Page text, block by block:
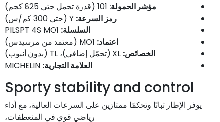
مؤشر الحمولة:
رمز السرعة:
السلسلة:
اعتماد:
الخصائص:
العلامة التجارية:
Sporty stability and control
يوفر الإطار ثباتًا وتحكمًا ممتازين على السرعات العالية، مع أداء
رياضي قوي في المنعطفات،